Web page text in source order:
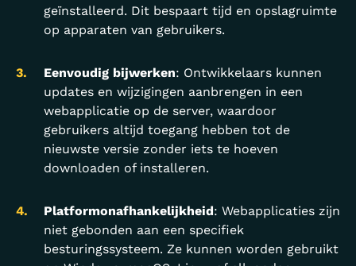
geïnstalleerd. Dit bespaart tijd en opslagruimte
op apparaten van gebruikers.
Eenvoudig bijwerken: Ontwikkelaars kunnen
updates en wijzigingen aanbrengen in een
webapplicatie op de server, waardoor
gebruikers altijd toegang hebben tot de
nieuwste versie zonder iets te hoeven
downloaden of installeren.
Platformonafhankelijkheid: Webapplicaties zijn
niet gebonden aan een specifiek
besturingssysteem. Ze kunnen worden gebruikt